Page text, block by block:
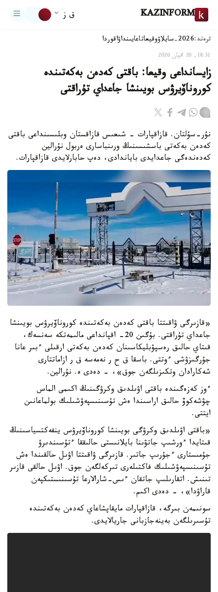
KAZINFORM ق ز
ترەند:2026-سايلاۋ وقيعاتاعايىنداۋاقوردا
18:31, 20 اقپان 2020
زايسانداعى وقيعا: باقتى كەدەن بەكەتىندە
كوروناۆيرۋس بويىنشا جاعداي تۇراقتى
نۇر-سۇلتان. قازاقپارات - شىعىس قازاقستان وبلىسىنداعى باقتى
كەدەن بەكەتى باسشىسىنىڭ ورىنباسارى ەربول نۇرالين
كەدەندەگى جاعدايدى باياندادى، دەپ حابارلايدى قازاقپارات.
«قازىرگى ۋاقىتتا باقتى كەدەن بەكەتىندە كوروناۆيرۋس بويىنشا
جاعداي تۇراقتى. بۇگىن 20- اقپانداعى مالىمەتكە سەنسەك،
قىتاي حالىق رەسپۋبليكاسىنان كەدەن بەكەتى ارقىلى ءبىر عانا
جۇرگىزۋشى ءوتتى. باسقا ق ح ر نەمەسە ق ر ازاماتتارى
شەكارادان وتكىزىلگەن جوق»، - دەدى ە. نۇرالين.
ءوز كەزەگىندە باقتى اۋىلدىق وكرۋگىنىڭ اكىمى الماس
چۋشەكوۆ حالىق اراسىندا ەش تۇسىنىسپەۋشىلىك بولماعانىن
ايتتى.
«باقتى اۋىلدىق وكرۋگى بويىنشا كوروناۆيرۋس ينفەكتسياسىنىڭ
قىتايدا ءورشىپ جاتۋىنا بايلانىستى حالىققا ءتۇسىندىرۋ
جۇمىستارى ءجۇرىپ جاتىر. قازىرگى ۋاقىتتا اۋىل حالقىندا ەش
تۇسىنىسپەۋشىلىك فاكتىلەرى تىركەلگەن جوق. اۋىل حالقى قازىر
تىنىش. اتقارىلىپ جاتقان ءىس-شارالارعا تۇسىنىستىكپەن
قاراۋدا»، - دەدى اكىم.
سونىمەن بىرگە، قازاقپارات مايقاپشاعاي كەدەن بەكەتىندە
تۇسىرىلگەن بەينەجازبانى جاريالايدى.